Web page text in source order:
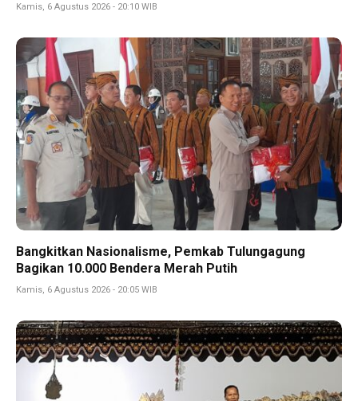
Kamis, 6 Agustus 2026 - 20:10 WIB
Bangkitkan Nasionalisme, Pemkab Tulungagung
Bagikan 10.000 Bendera Merah Putih
Kamis, 6 Agustus 2026 - 20:05 WIB